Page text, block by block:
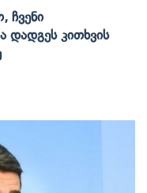
Ჩვენი
Კითხვის